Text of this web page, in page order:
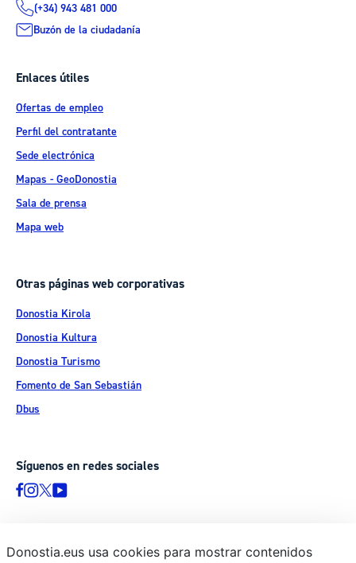
(+34) 943 481 000
Buzón de la ciudadanía
Enlaces útiles
Ofertas de empleo
Perfil del contratante
Sede electrónica
Mapas - GeoDonostia
Sala de prensa
Mapa web
Otras páginas web corporativas
Donostia Kirola
Donostia Kultura
Donostia Turismo
Fomento de San Sebastián
Dbus
Síguenos en redes sociales
Donostia.eus usa cookies para mostrar contenidos